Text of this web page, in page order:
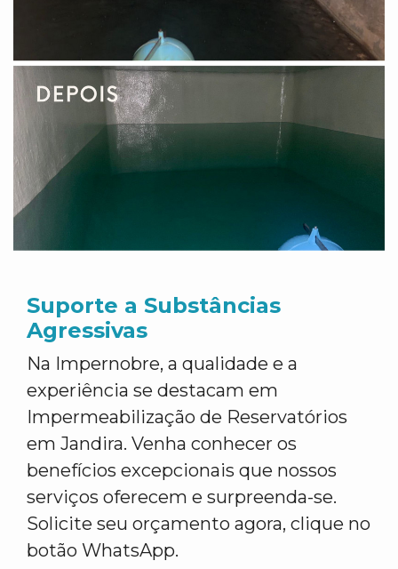
Suporte a Substâncias
Agressivas
Na Impernobre, a qualidade e a
experiência se destacam em
Impermeabilização de Reservatórios
em Jandira. Venha conhecer os
benefícios excepcionais que nossos
serviços oferecem e surpreenda-se.
Solicite seu orçamento agora, clique no
botão WhatsApp.